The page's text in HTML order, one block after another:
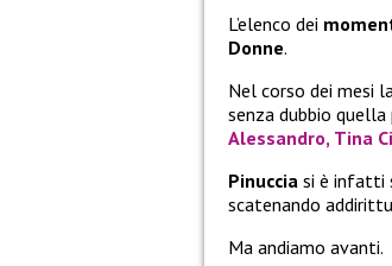
L’elenco dei
Donne.
Nel corso dei mesi
senza dubbio
Alessandro, Tina
Pinuccia si è infatti
scatenando
Ma andiamo avanti.